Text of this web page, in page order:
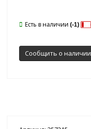
Есть в наличии (-1)
Сообщить о наличии